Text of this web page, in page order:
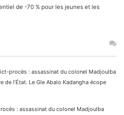
de -70 % pour les jeunes et les
procès : assassinat du colonel Madjoulba
de l’État. Le Gle Abalo Kadangha écope
: assassinat du colonel Madjoulba